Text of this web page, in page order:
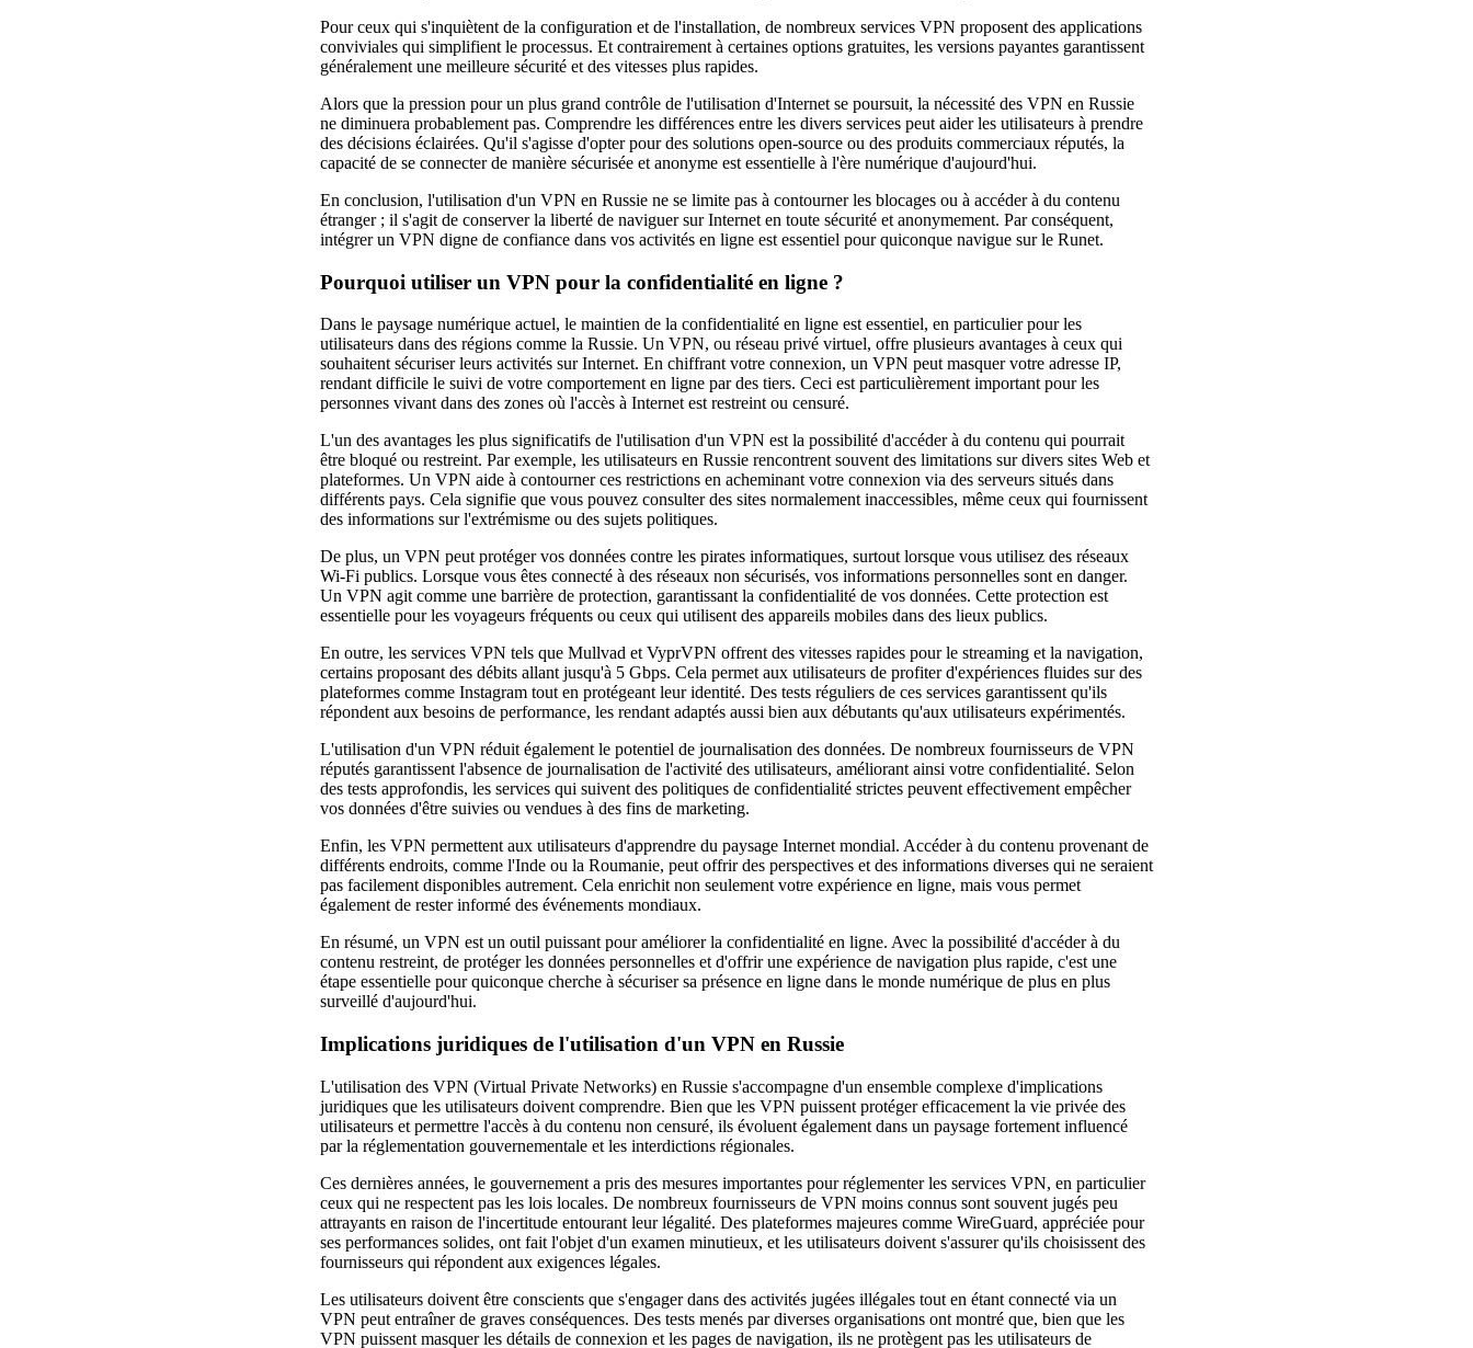
Pour ceux qui s'inquiètent de la configuration et de l'installation, de nombreux services VPN proposent des applications
conviviales qui simplifient le processus. Et contrairement à certaines options gratuites, les versions payantes garantissent
généralement une meilleure sécurité et des vitesses plus rapides.
Alors que la pression pour un plus grand contrôle de l'utilisation d'Internet se poursuit, la nécessité des VPN en Russie
ne diminuera probablement pas. Comprendre les différences entre les divers services peut aider les utilisateurs à prendre
des décisions éclairées. Qu'il s'agisse d'opter pour des solutions open-source ou des produits commerciaux réputés, la
capacité de se connecter de manière sécurisée et anonyme est essentielle à l'ère numérique d'aujourd'hui.
En conclusion, l'utilisation d'un VPN en Russie ne se limite pas à contourner les blocages ou à accéder à du contenu
étranger ; il s'agit de conserver la liberté de naviguer sur Internet en toute sécurité et anonymement. Par conséquent,
intégrer un VPN digne de confiance dans vos activités en ligne est essentiel pour quiconque navigue sur le Runet.
Pourquoi utiliser un VPN pour la confidentialité en ligne ?
Dans le paysage numérique actuel, le maintien de la confidentialité en ligne est essentiel, en particulier pour les
utilisateurs dans des régions comme la Russie. Un VPN, ou réseau privé virtuel, offre plusieurs avantages à ceux qui
souhaitent sécuriser leurs activités sur Internet. En chiffrant votre connexion, un VPN peut masquer votre adresse IP,
rendant difficile le suivi de votre comportement en ligne par des tiers. Ceci est particulièrement important pour les
personnes vivant dans des zones où l'accès à Internet est restreint ou censuré.
L'un des avantages les plus significatifs de l'utilisation d'un VPN est la possibilité d'accéder à du contenu qui pourrait
être bloqué ou restreint. Par exemple, les utilisateurs en Russie rencontrent souvent des limitations sur divers sites Web et
plateformes. Un VPN aide à contourner ces restrictions en acheminant votre connexion via des serveurs situés dans
différents pays. Cela signifie que vous pouvez consulter des sites normalement inaccessibles, même ceux qui fournissent
des informations sur l'extrémisme ou des sujets politiques.
De plus, un VPN peut protéger vos données contre les pirates informatiques, surtout lorsque vous utilisez des réseaux
Wi-Fi publics. Lorsque vous êtes connecté à des réseaux non sécurisés, vos informations personnelles sont en danger.
Un VPN agit comme une barrière de protection, garantissant la confidentialité de vos données. Cette protection est
essentielle pour les voyageurs fréquents ou ceux qui utilisent des appareils mobiles dans des lieux publics.
En outre, les services VPN tels que Mullvad et VyprVPN offrent des vitesses rapides pour le streaming et la navigation,
certains proposant des débits allant jusqu'à 5 Gbps. Cela permet aux utilisateurs de profiter d'expériences fluides sur des
plateformes comme Instagram tout en protégeant leur identité. Des tests réguliers de ces services garantissent qu'ils
répondent aux besoins de performance, les rendant adaptés aussi bien aux débutants qu'aux utilisateurs expérimentés.
L'utilisation d'un VPN réduit également le potentiel de journalisation des données. De nombreux fournisseurs de VPN
réputés garantissent l'absence de journalisation de l'activité des utilisateurs, améliorant ainsi votre confidentialité. Selon
des tests approfondis, les services qui suivent des politiques de confidentialité strictes peuvent effectivement empêcher
vos données d'être suivies ou vendues à des fins de marketing.
Enfin, les VPN permettent aux utilisateurs d'apprendre du paysage Internet mondial. Accéder à du contenu provenant de
différents endroits, comme l'Inde ou la Roumanie, peut offrir des perspectives et des informations diverses qui ne seraient
pas facilement disponibles autrement. Cela enrichit non seulement votre expérience en ligne, mais vous permet
également de rester informé des événements mondiaux.
En résumé, un VPN est un outil puissant pour améliorer la confidentialité en ligne. Avec la possibilité d'accéder à du
contenu restreint, de protéger les données personnelles et d'offrir une expérience de navigation plus rapide, c'est une
étape essentielle pour quiconque cherche à sécuriser sa présence en ligne dans le monde numérique de plus en plus
surveillé d'aujourd'hui.
Implications juridiques de l'utilisation d'un VPN en Russie
L'utilisation des VPN (Virtual Private Networks) en Russie s'accompagne d'un ensemble complexe d'implications
juridiques que les utilisateurs doivent comprendre. Bien que les VPN puissent protéger efficacement la vie privée des
utilisateurs et permettre l'accès à du contenu non censuré, ils évoluent également dans un paysage fortement influencé
par la réglementation gouvernementale et les interdictions régionales.
Ces dernières années, le gouvernement a pris des mesures importantes pour réglementer les services VPN, en particulier
ceux qui ne respectent pas les lois locales. De nombreux fournisseurs de VPN moins connus sont souvent jugés peu
attrayants en raison de l'incertitude entourant leur légalité. Des plateformes majeures comme WireGuard, appréciée pour
ses performances solides, ont fait l'objet d'un examen minutieux, et les utilisateurs doivent s'assurer qu'ils choisissent des
fournisseurs qui répondent aux exigences légales.
Les utilisateurs doivent être conscients que s'engager dans des activités jugées illégales tout en étant connecté via un
VPN peut entraîner de graves conséquences. Des tests menés par diverses organisations ont montré que, bien que les
VPN puissent masquer les détails de connexion et les pages de navigation, ils ne protègent pas les utilisateurs de